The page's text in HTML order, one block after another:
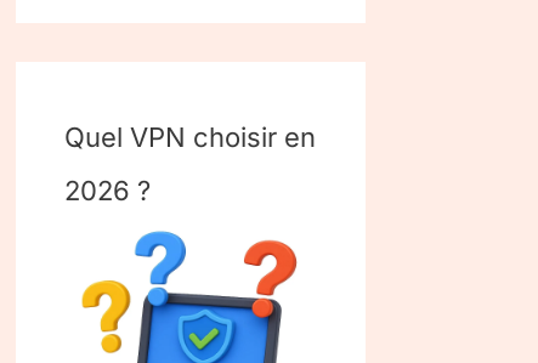
Quel VPN choisir en
2026 ?